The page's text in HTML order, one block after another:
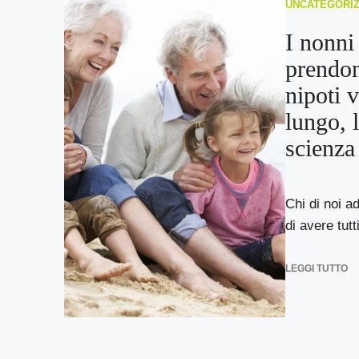
I nonni
nipoti
lungo,
scienza
Chi di noi
di avere
LEGGI TUTTO